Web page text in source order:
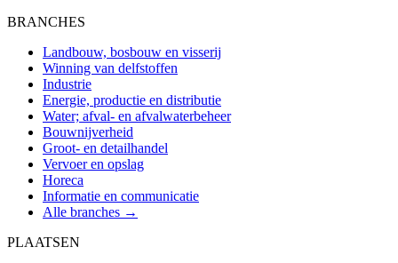
BRANCHES
Landbouw, bosbouw en visserij
Winning van delfstoffen
Industrie
Energie, productie en distributie
Water; afval- en afvalwaterbeheer
Bouwnijverheid
Groot- en detailhandel
Vervoer en opslag
Horeca
Informatie en communicatie
Alle branches →
PLAATSEN